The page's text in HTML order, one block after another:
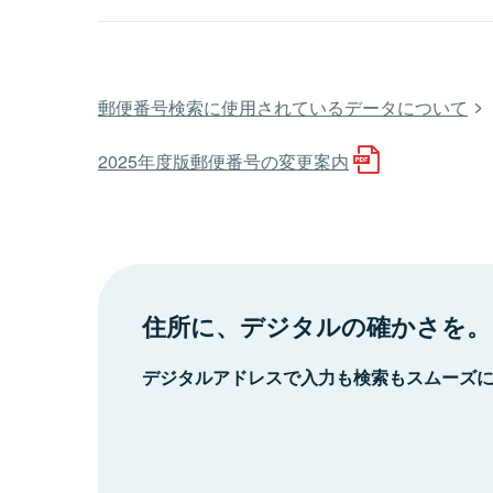
郵便番号検索に使用されているデータについて
2025年度版郵便番号の変更案内
住所に、デジタルの確かさを。
デジタルアドレスで入力も検索もスムーズ